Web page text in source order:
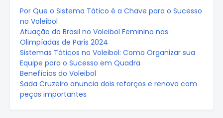
Por Que o Sistema Tático é a Chave para o Sucesso
no Voleibol
Atuação do Brasil no Voleibol Feminino nas
Olimpíadas de Paris 2024
Sistemas Táticos no Voleibol: Como Organizar sua
Equipe para o Sucesso em Quadra
Benefícios do Voleibol
Sada Cruzeiro anuncia dois reforços e renova com
peças importantes